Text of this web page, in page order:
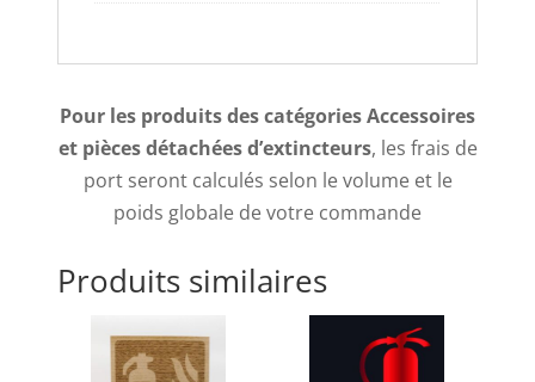
Pour les produits des catégories Accessoires
et pièces détachées d’extincteurs, les frais de
port seront calculés selon le volume et le
poids globale de votre commande
Produits similaires